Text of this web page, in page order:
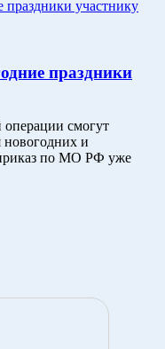
праздники
операции смогут
новогодних и
по МО РФ уже